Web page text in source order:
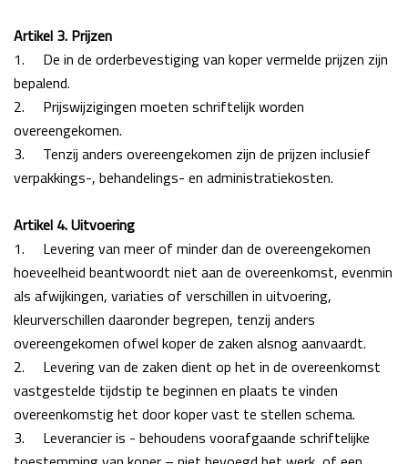
Artikel 3. Prijzen
1.
De in de orderbevestiging van koper vermelde prijzen zijn
bepalend.
2.
Prijswijzigingen moeten schriftelijk worden
overeengekomen.
3.
Tenzij anders overeengekomen zijn de prijzen inclusief
verpakkings-, behandelings- en administratiekosten.
Artikel 4. Uitvoering
1.
Levering van meer of minder dan de overeengekomen
hoeveelheid beantwoordt niet aan de overeenkomst, evenmin
als afwijkingen, variaties of verschillen in uitvoering,
kleurverschillen daaronder begrepen, tenzij anders
overeengekomen ofwel koper de zaken alsnogaanvaardt.
2.
Levering van de zaken dient op het in de overeenkomst
vastgestelde tijdstip te beginnen en plaats te vinden
overeenkomstig het door koper vast te stellen schema.
3.
Leverancier is - behoudens voorafgaande schriftelijke